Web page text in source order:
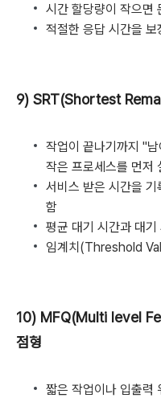
시간 할당량이 작으면
적절한 응답 시간을
9) SRT(Shortest
작업이 끝나기까지 "
작은 프로세스를 먼저
서비스 받은 시간을
함
평균 대기 시간과 대
임계치(Threshold
10) MFQ(Multi level
점형
짧은 작업이나 입출력